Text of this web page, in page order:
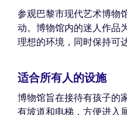
参观巴黎市现代艺术博物
动。博物馆内的迷人作品
理想的环境，同时保持可
适合所有人的设施
博物馆旨在接待有孩子的
有坡道和电梯，方便进入